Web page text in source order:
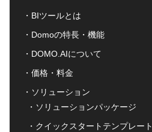
BIツールとは
Domoの特長・機能
DOMO.AIについて
価格・料金
ソリューション
ソリューションパッケージ
クイックスタートテンプレート